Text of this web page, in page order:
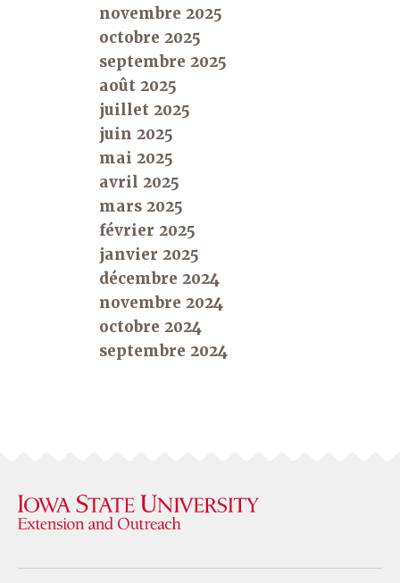
novembre 2025
octobre 2025
septembre 2025
août 2025
juillet 2025
juin 2025
mai 2025
avril 2025
mars 2025
février 2025
janvier 2025
décembre 2024
novembre 2024
octobre 2024
septembre 2024